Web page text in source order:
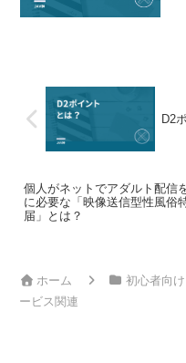
D2
個人がネットでアダルト配信
に必要な「映像送信型性風俗
届」とは？
ホーム 初心者向
ービス関連